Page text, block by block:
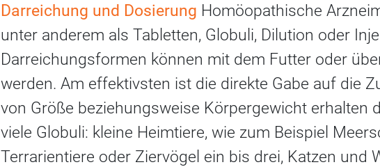
Darreichung und Dosierung Homöopathische
unter anderem als Tabletten, Globuli, Dilution oder
Darreichungsformen können mit dem Futter oder
werden. Am effektivsten ist die direkte Gabe auf die
von Größe beziehungsweise Körpergewicht erhalten
viele Globuli: kleine Heimtiere, wie zum Beispiel
Terrarientiere oder Ziervögel ein bis drei, Katzen und